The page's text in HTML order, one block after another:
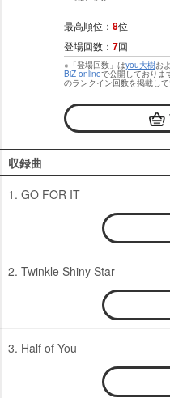
最高順位： 8位
登場回数： 7回
※「登場回数」はyou大樹お
BiZ onlineで公開しておりま
のランクイン回数を掲載して
収録曲
1. GO FOR IT
2. Twinkle Shiny Star
3. Half of You